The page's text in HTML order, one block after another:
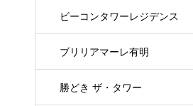
ビーコンタワーレジデンス
ブリリアマーレ有明
勝どき ザ・タワー